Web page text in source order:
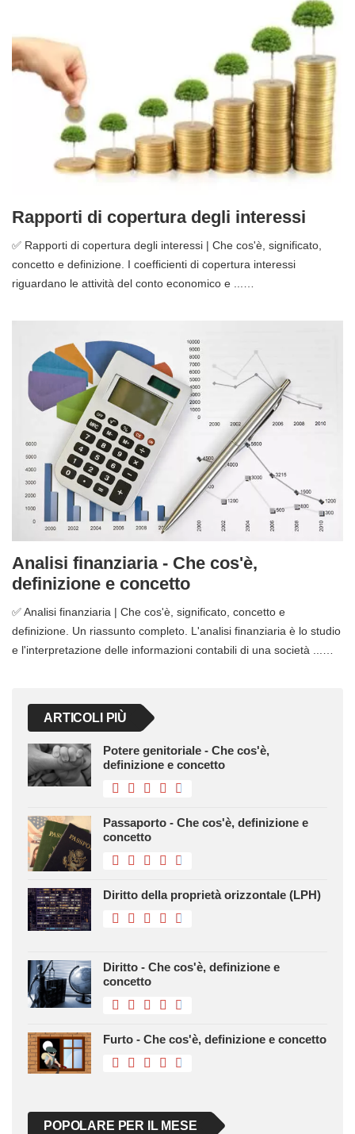
Rapporti di copertura degli interessi
✅ Rapporti di copertura degli interessi | Che cos'è, significato,
concetto e definizione. I coefficienti di copertura interessi
riguardano le attività del conto economico e ...…
Analisi finanziaria - Che cos'è,
definizione e concetto
✅ Analisi finanziaria | Che cos'è, significato, concetto e
definizione. Un riassunto completo. L'analisi finanziaria è lo studio
e l'interpretazione delle informazioni contabili di una società ...…
ARTICOLI PIÙ
Potere genitoriale - Che cos'è,
definizione e concetto
Passaporto - Che cos'è, definizione e
concetto
Diritto della proprietà orizzontale (LPH)
Diritto - Che cos'è, definizione e
concetto
Furto - Che cos'è, definizione e concetto
POPOLARE PER IL MESE